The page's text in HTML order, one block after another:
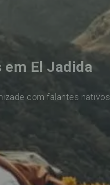
El Jadida
com falantes nativos